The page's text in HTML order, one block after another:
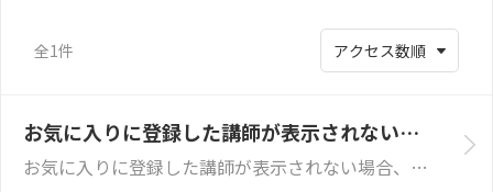
全1件
お気に入りに登録した講師が表示されないのはなぜですか？
お気に入りに登録した講師が表示されない場合、以下の点をご確認ください。 ① 検索条件（状態）を変更する お気に入り一覧では、初期設定で「オンライン」の...